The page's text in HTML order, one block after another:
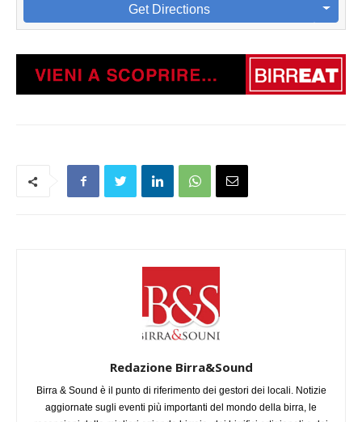
Get Directions
Redazione Birra&Sound
Birra & Sound è il punto di riferimento dei gestori dei locali. Notizie
aggiornate sugli eventi più importanti del mondo della birra, le